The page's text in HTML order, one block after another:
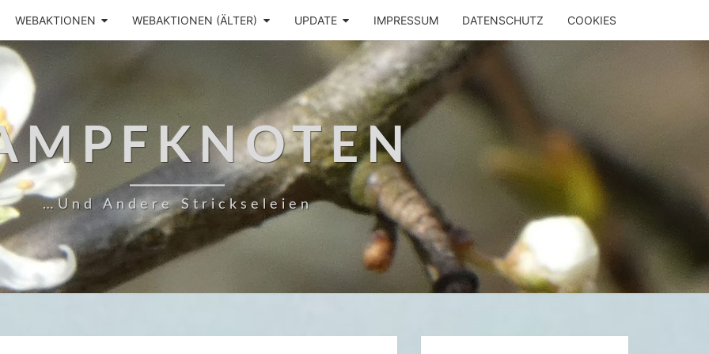
WEBAKTIONEN WEBAKTIONEN (ÄLTER) UPDATE IMPRESSUM DATENSCHUTZ COOKIES
…und Andere Strickseleien